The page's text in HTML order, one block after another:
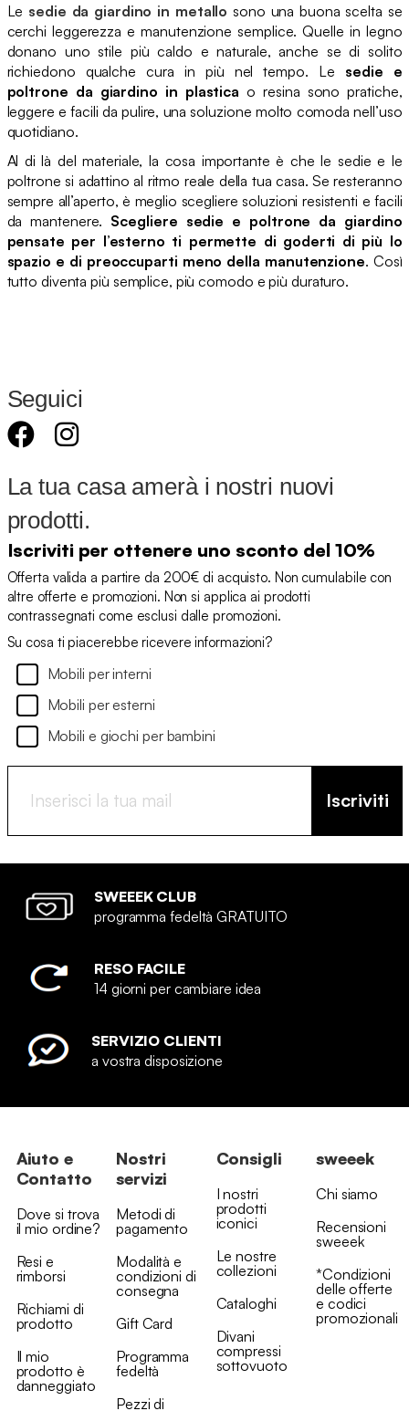
Le sedie da giardino in metallo sono una buona scelta se
cerchi leggerezza e manutenzione semplice. Quelle in legno
donano uno stile più caldo e naturale, anche se di solito
richiedono qualche cura in più nel tempo. Le sedie e
poltrone da giardino in plastica o resina sono pratiche,
leggere e facili da pulire, una soluzione molto comoda nell’uso
quotidiano.
Al di là del materiale, la cosa importante è che le sedie e le
poltrone si adattino al ritmo reale della tua casa. Se resteranno
sempre all’aperto, è meglio scegliere soluzioni resistenti e facili
da mantenere. Scegliere sedie e poltrone da giardino
pensate per l’esterno ti permette di goderti di più lo
spazio e di preoccuparti meno della manutenzione. Così
tutto diventa più semplice, più comodo e più duraturo.
Seguici
La tua casa amerà i nostri nuovi
prodotti.
Iscriviti per ottenere uno sconto del 10%
Offerta valida a partire da 200€ di acquisto. Non cumulabile con
altre offerte e promozioni. Non si applica ai prodotti
contrassegnati come esclusi dalle promozioni.
Su cosa ti piacerebbe ricevere informazioni?
Mobili per interni
Mobili per esterni
Mobili e giochi per bambini
Iscriviti
SWEEEK CLUB
programma fedeltà GRATUITO
RESO FACILE
14 giorni per cambiare idea
SERVIZIO CLIENTI
a vostra disposizione
Aiuto e
Contatto
Dove si trova
il mio ordine?
Resi e
rimborsi
Richiami di
prodotto
Il mio
prodotto è
danneggiato
Nostri
servizi
Metodi di
pagamento
Modalità e
condizioni di
consegna
Gift Card
Programma
fedeltà
Pezzi di
Consigli
I nostri
prodotti
iconici
Le nostre
collezioni
Cataloghi
Divani
compressi
sottovuoto
sweeek
Chi siamo
Recensioni
sweeek
*Condizioni
delle offerte
e codici
promozionali